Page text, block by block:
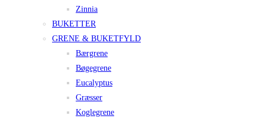
Zinnia
BUKETTER
GRENE & BUKETFYLD
Bærgrene
Bøgegrene
Eucalyptus
Græsser
Koglegrene